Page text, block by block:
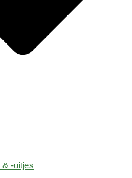
& -uitjes